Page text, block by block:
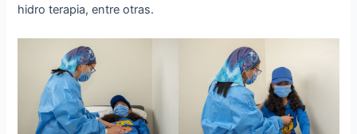
hidro terapia, entre otras.